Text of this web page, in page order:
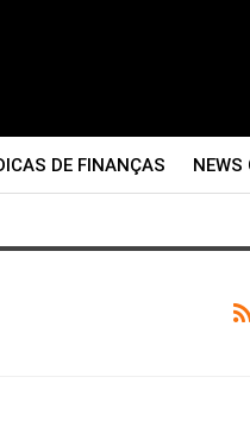
DE FINANÇAS NEWS